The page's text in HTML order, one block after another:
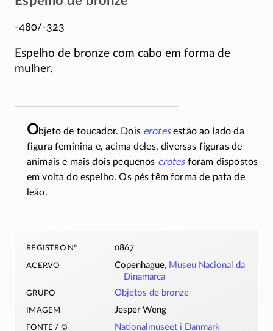
-480/-323
Espelho de bronze com cabo em forma de
mulher.
Objeto de toucador. Dois erotes estão ao lado da
figura feminina e, acima deles, diversas figuras de
animais e mais dois pequenos erotes foram dispostos
em volta do espelho. Os pés têm forma de pata de
leão.
registro nº 0867
acervo Copenhague, Museu Nacional da
Dinamarca
grupo Objetos de bronze
imagem Jesper Weng
fonte / © Nationalmuseet i Danmark